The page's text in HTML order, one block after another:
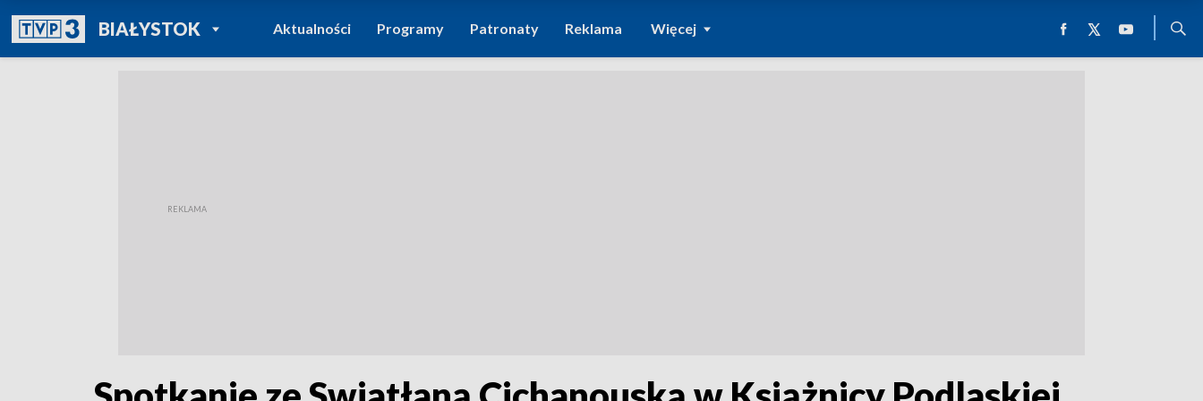
BIAŁYSTOKPOWRÓT DO
TVP REGIONY
Aktualności Programy Patronaty Reklama Więcej